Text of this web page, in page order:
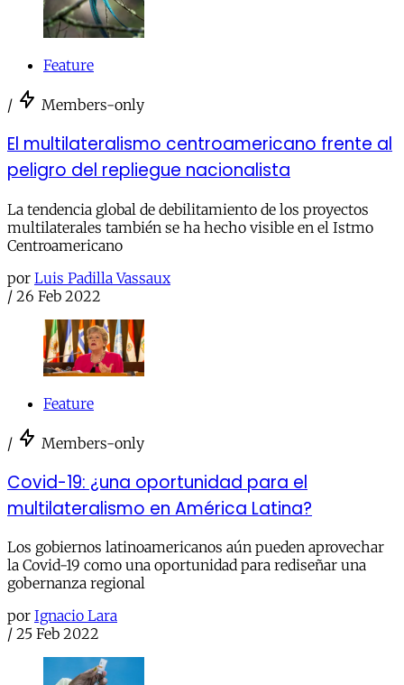
Feature
/ Members-only
El multilateralismo centroamericano frente al
peligro del repliegue nacionalista
La tendencia global de debilitamiento de los proyectos
multilaterales también se ha hecho visible en el Istmo
Centroamericano
por Luis Padilla Vassaux
/ 26 Feb 2022
Feature
/ Members-only
Covid-19: ¿una oportunidad para el
multilateralismo en América Latina?
Los gobiernos latinoamericanos aún pueden aprovechar
la Covid-19 como una oportunidad para rediseñar una
gobernanza regional
por Ignacio Lara
/ 25 Feb 2022